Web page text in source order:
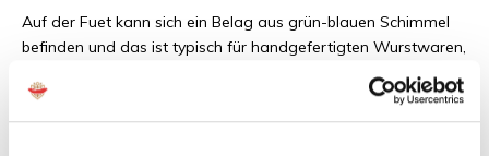
Auf der Fuet kann sich ein Belag aus grün-blauen Schimmel
befinden und das ist typisch für handgefertigten Wurstwaren,
denn der Edelschimmel entsteht auf natürliche Weise. Dieser
Naturschimmel kann ohne Einschränkung verzehrt werden.